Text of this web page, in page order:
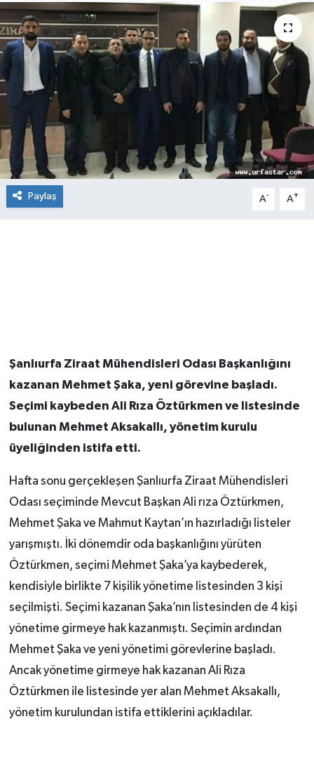
Paylaş A- A+
Şanlıurfa Ziraat Mühendisleri Odası Başkanlığını
kazanan Mehmet Şaka, yeni görevine başladı.
Seçimi kaybeden Ali Rıza Öztürkmen ve listesinde
bulunan Mehmet Aksakallı, yönetim kurulu
üyeliğinden istifa etti.
Hafta sonu gerçekleşen Şanlıurfa Ziraat Mühendisleri
Odası seçiminde Mevcut Başkan Ali rıza Öztürkmen,
Mehmet Şaka ve Mahmut Kaytan’ın hazırladığı listeler
yarışmıştı. İki dönemdir oda başkanlığını yürüten
Öztürkmen, seçimi Mehmet Şaka’ya kaybederek,
kendisiyle birlikte 7 kişilik yönetime listesinden 3 kişi
seçilmişti. Seçimi kazanan Şaka’nın listesinden de 4 kişi
yönetime girmeye hak kazanmıştı. Seçimin ardından
Mehmet Şaka ve yeni yönetimi görevlerine başladı.
Ancak yönetime girmeye hak kazanan Ali Rıza
Öztürkmen ile listesinde yer alan Mehmet Aksakallı,
yönetim kurulundan istifa ettiklerini açıkladılar.